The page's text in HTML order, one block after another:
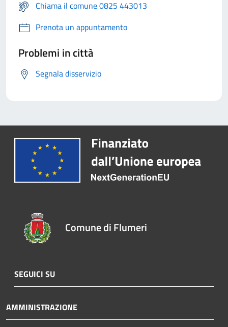
Chiama il comune 0825 443013
Prenota un appuntamento
Problemi in città
Segnala disservizio
Comune di Flumeri
SEGUICI SU
AMMINISTRAZIONE